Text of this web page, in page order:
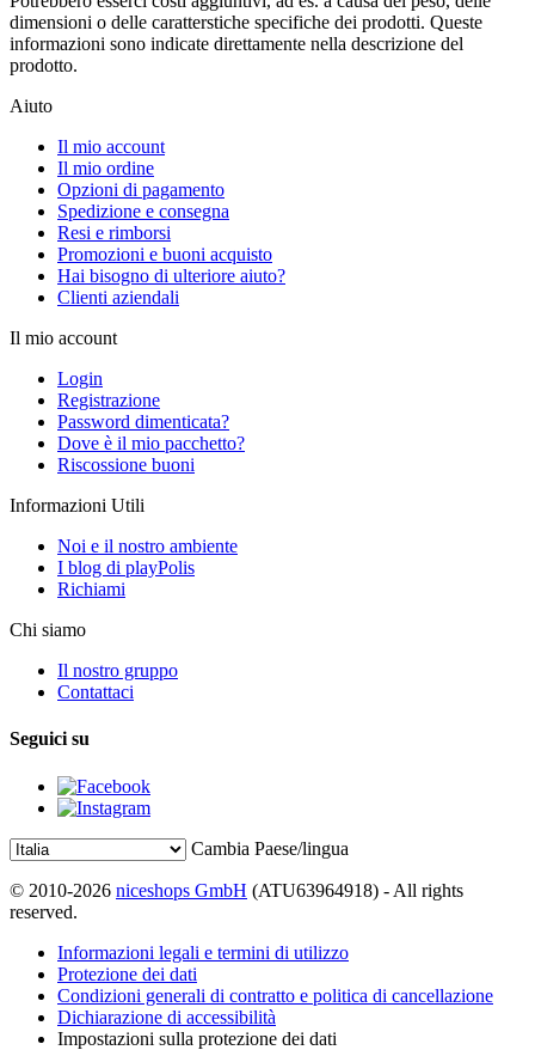
dimensioni o delle caratterstiche specifiche dei prodotti. Queste
informazioni sono indicate direttamente nella descrizione del
prodotto.
Aiuto
Il mio account
Il mio ordine
Opzioni di pagamento
Spedizione e consegna
Resi e rimborsi
Promozioni e buoni acquisto
Hai bisogno di ulteriore aiuto?
Clienti aziendali
Il mio account
Login
Registrazione
Password dimenticata?
Dove è il mio pacchetto?
Riscossione buoni
Informazioni Utili
Noi e il nostro ambiente
I blog di playPolis
Richiami
Chi siamo
Il nostro gruppo
Contattaci
Seguici su
Cambia Paese/lingua
© 2010-2026 niceshops GmbH (ATU63964918) - All rights
reserved.
Informazioni legali e termini di utilizzo
Protezione dei dati
Condizioni generali di contratto e politica di cancellazione
Dichiarazione di accessibilità
Impostazioni sulla protezione dei dati